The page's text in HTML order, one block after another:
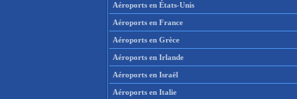
Aéroports en États-Unis
Aéroports en France
Aéroports en Grèce
Aéroports en Irlande
Aéroports en Israël
Aéroports en Italie